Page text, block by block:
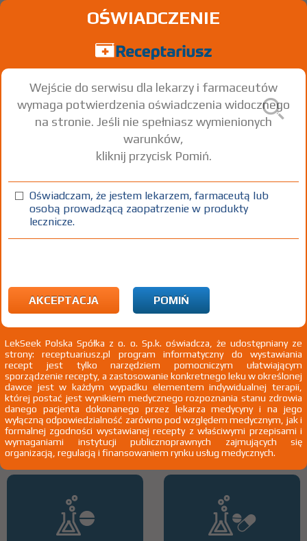
Rupatadine
tabl. 10 mg 100 szt. Doustnie
100%
30%(1) 75+(2) DZ(3)
wskazania przy opisie leku) Refundacja we wszystkich
zarejestrowanych wskazaniach:
Pokaż wskazania chpl.
Wszystkie dawki leku ATC
OŚWIADCZENIE
Wejście do serwisu dla lekarzy i farmaceutów
wymaga potwierdzenia oświadczenia widocznego
na stronie. Jeśli nie spełniasz wymienionych
warunków,
kliknij przycisk Pomiń.
Oświadczam, że jestem lekarzem, farmaceutą lub
osobą prowadzącą zaopatrzenie w produkty
lecznicze.
AKCEPTACJA POMIŃ
LekSeek Polska Spółka z o. o. Sp.k. oświadcza, że udostępniany ze
strony: receptuariusz.pl program informatyczny do wystawiania
recept jest tylko narzędziem pomocniczym ułatwiającym
sporządzenie recepty, a zastosowanie konkretnego leku w określonej
dawce jest w każdym wypadku elementem indywidualnej terapii,
której postać jest wynikiem medycznego rozpoznania stanu zdrowia
danego pacjenta dokonanego przez lekarza medycyny i na jego
wyłączną odpowiedzialność zarówno pod względem medycznym, jak i
formalnej zgodności wystawianej recepty z właściwymi przepisami i
wymaganiami instytucji publicznoprawnych zajmujących się
organizacją, regulacją i finansowaniem rynku usług medycznych.